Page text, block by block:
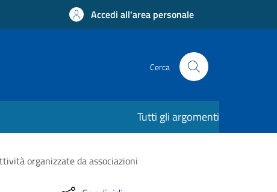
Accedi all'area personale
Cerca
Tutti gli argomenti
organizzate da associazioni